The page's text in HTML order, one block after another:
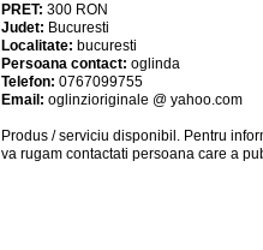
PRET: 300 RON
Judet: Bucuresti
Localitate: bucuresti
Persoana contact: oglinda
Telefon: 0767099755
Email: oglinzioriginale @ yahoo.com
Produs / serviciu disponibil . Pentru
va rugam contactati persoana care a